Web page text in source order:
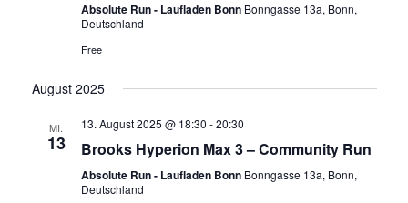
Absolute Run - Laufladen Bonn Bonngasse 13a, Bonn,
Deutschland
Free
August 2025
MI.
13
13. August 2025 @ 18:30 -20:30
Brooks Hyperion Max 3 – Community Run
Absolute Run - Laufladen Bonn Bonngasse 13a, Bonn,
Deutschland